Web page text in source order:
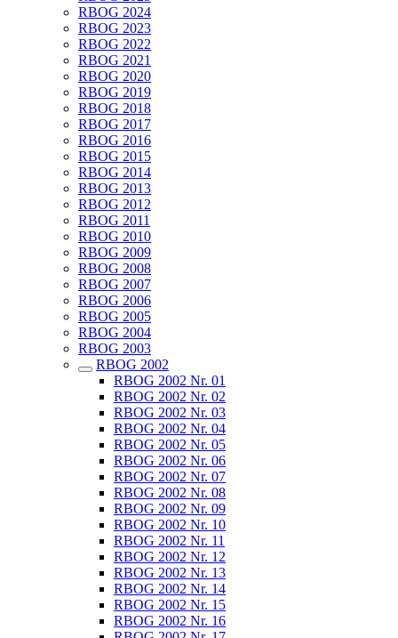
RBOG 2024
RBOG 2023
RBOG 2022
RBOG 2021
RBOG 2020
RBOG 2019
RBOG 2018
RBOG 2017
RBOG 2016
RBOG 2015
RBOG 2014
RBOG 2013
RBOG 2012
RBOG 2011
RBOG 2010
RBOG 2009
RBOG 2008
RBOG 2007
RBOG 2006
RBOG 2005
RBOG 2004
RBOG 2003
RBOG 2002
RBOG 2002 Nr. 01
RBOG 2002 Nr. 02
RBOG 2002 Nr. 03
RBOG 2002 Nr. 04
RBOG 2002 Nr. 05
RBOG 2002 Nr. 06
RBOG 2002 Nr. 07
RBOG 2002 Nr. 08
RBOG 2002 Nr. 09
RBOG 2002 Nr. 10
RBOG 2002 Nr. 11
RBOG 2002 Nr. 12
RBOG 2002 Nr. 13
RBOG 2002 Nr. 14
RBOG 2002 Nr. 15
RBOG 2002 Nr. 16